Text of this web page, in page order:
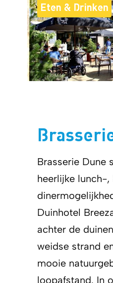
Eten & Drinken
Brasserie Dune
heerlijke lunch-
Duinhotel
achter de
weidse strand
mooie
loopafstand. In